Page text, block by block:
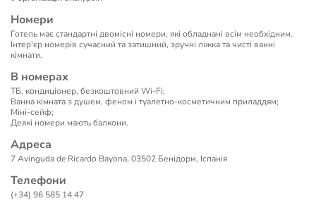
Номери
Готель має стандартні двомісні номери, які обладнані всім необхідним.
Інтер'єр номерів сучасний та затишний, зручні ліжка та чисті ванні
кімнати.
В номерах
ТБ, кондиціонер, безкоштовний Wi-Fi;
Ванна кімната з душем, феном і туалетно-косметичним приладдям;
Міні-сейф;
Деякі номери мають балкони.
Адреса
7 Avinguda de Ricardo Bayona, 03502 Бенідорм, Іспанія
Телефони
(+34) 96 585 14 47